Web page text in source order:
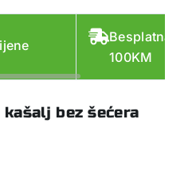
Besplatna
100KM
bez šećera